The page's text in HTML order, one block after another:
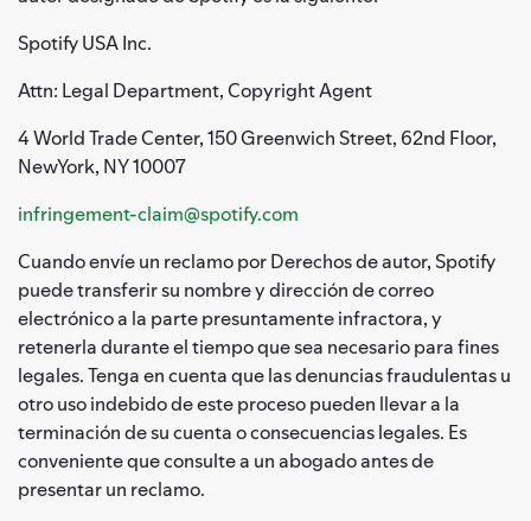
Spotify USA Inc.
Attn: Legal Department, Copyright Agent
4 World Trade Center, 150 Greenwich Street, 62nd Floor,
NewYork, NY 10007
infringement-claim@spotify.com
Cuando envíe un reclamo por Derechos de autor, Spotify
puede transferir su nombre y dirección de correo
electrónico a la parte presuntamente infractora, y
retenerla durante el tiempo que sea necesario para fines
legales. Tenga en cuenta que las denuncias fraudulentas u
otro uso indebido de este proceso pueden llevar a la
terminación de su cuenta o consecuencias legales. Es
conveniente que consulte a un abogado antes de
presentar un reclamo.